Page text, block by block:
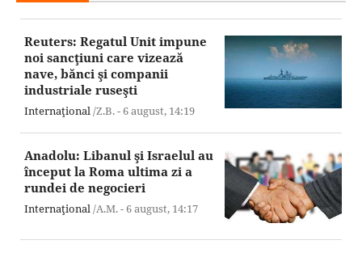
Reuters: Regatul Unit impune
noi sancţiuni care vizează
nave, bănci şi companii
industriale ruseşti
Internaţional/Z.B. -6 august, 14:19
Anadolu: Libanul şi Israelul au
început la Roma ultima zi a
rundei de negocieri
Internaţional/A.M. -6 august, 14:17